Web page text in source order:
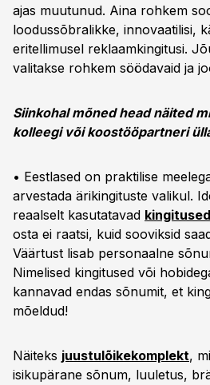
ajas muutunud. Aina rohkem
loodussõbralikke, innovaatilisi,
eritellimusel reklaamkingitusi.
valitakse rohkem söödavaid ja
Siinkohal mõned head näited
kolleegi või koostööpartneri
• Eestlased on praktilise
arvestada ärikingituste valikul.
reaalselt kasutatavad kingitused
osta ei raatsi, kuid sooviksid
Väärtust lisab personaalne
Nimelised kingitused või
kannavad endas sõnumit, et
mõeldud!
Näiteks juustulõikekomplekt,
isikupärane sõnum, luuletus,